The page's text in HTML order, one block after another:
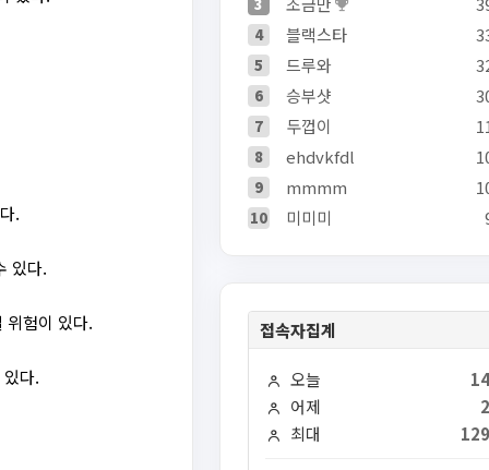
.
있다.
위험이 있다.
다.
4 블랙스타
5 드루와
6 승부샷
7 두껍이
8 ehdvkfdl
9 mmmm
10 미미미
접속자집계
오늘
어제
최대